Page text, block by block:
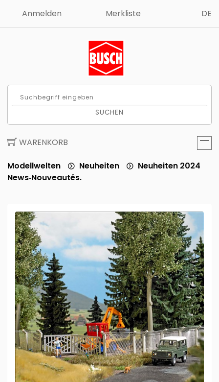
Anmelden Merkliste DE
SUCHEN
WARENKORB
Modellwelten Neuheiten
Neuheiten 2024
News‑Nouveautés.